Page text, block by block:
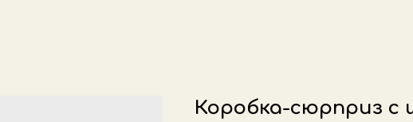
Коробка-сюрприз с